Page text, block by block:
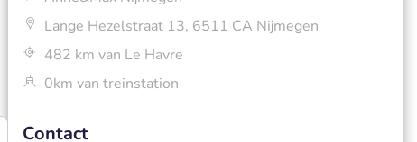
Lange Hezelstraat 13, 6511 CA Nijmegen
482 km van Le Havre
0km van treinstation
Contact